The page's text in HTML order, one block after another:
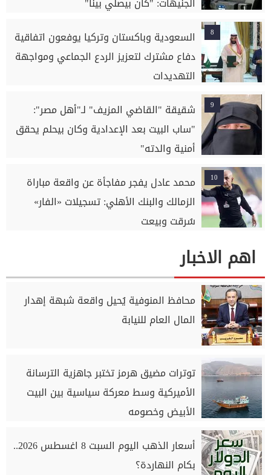
8
السعودية وباكستان وتركيا يوفعون اتفاقية
دفاع مشترك لتعزيز الردع الجماعي ومواجهة
التهديدات
9
شقيقة "القاضي المزيف" لـ"أهل مصر":
"ساب البيت بعد الإعدادية وكان بيحلم يحقق
أمنية والدته"
10
محمد عادل يفجر مفاجأة عن واقعة مباراة
الزمالك والبنك الأهلي: تسجيلات «الفار»
سُرقت وبيعت
اهم الاخبار
محافظ المنوفية يُحيل واقعة شبهة إهدار
المال العام للنيابة
توترات مضيق هرمز تختبر جاهزية الترسانة
الأميركية وسط معركة سياسية بين البيت
الأبيض وخصومه
أسعار الذهب اليوم السبت 8 اغسطس 2026..
بكام النهاردة؟